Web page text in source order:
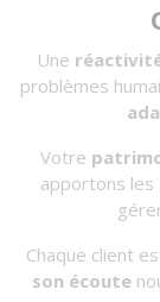
Une
problèmes
Votre
apportons les
Chaque client
son écoute